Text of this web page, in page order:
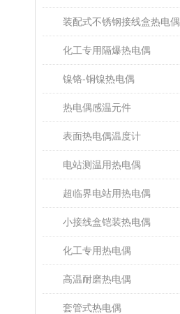
装配式不锈钢接线盒热电偶
化工专用隔爆热电偶
镍铬-铜镍热电偶
热电偶感温元件
表面热电偶温度计
电站测温用热电偶
超临界电站用热电偶
小接线盒铠装热电偶
化工专用热电偶
高温耐磨热电偶
套管式热电偶